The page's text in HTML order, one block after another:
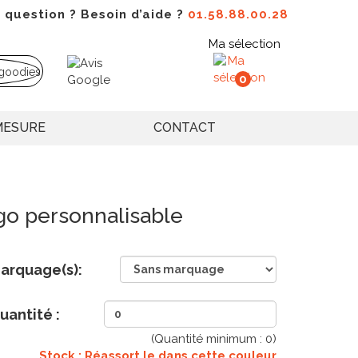
question ? Besoin d’aide ? 01.58.88.00.28
Ma sélection
0
CONTACT
personnalisable
:
(Quantité minimum : 0)